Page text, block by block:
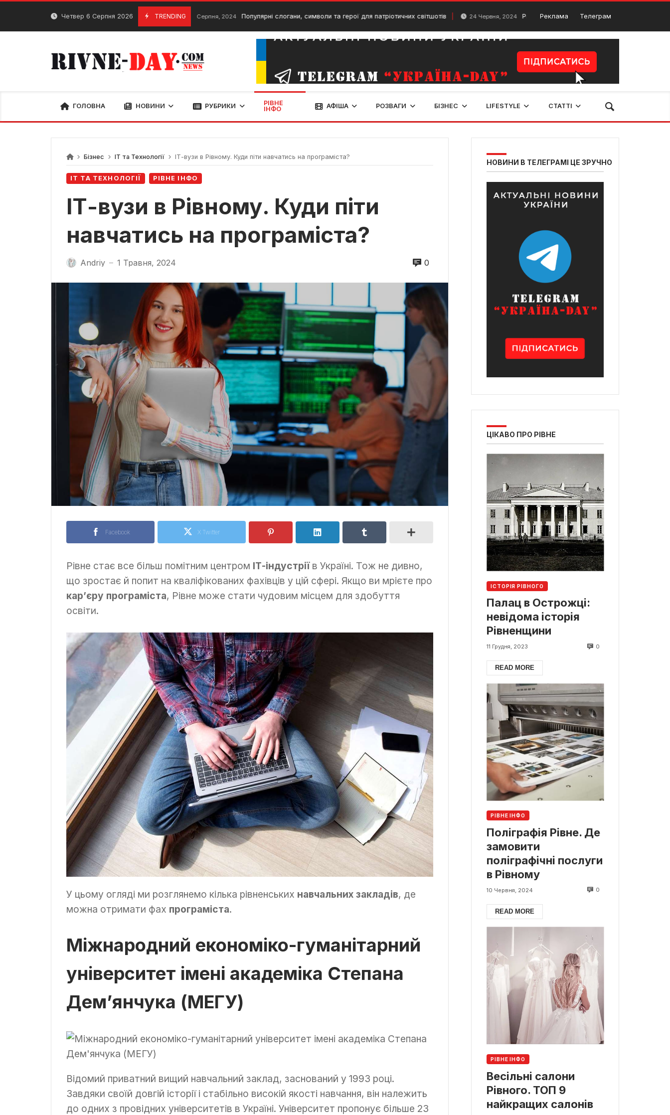
Skip
Четвер 6 Серпня 2026 TRENDING
Рівненщини, які варто відвідати кожному 4 Серпня, 2024 Популярні слогани, символи та герої для патріотичних світшотів 24 Червня, 2024 Рівнеоблводоканал буде обслуговувати нові мережі
Реклама Телеграм
ГОЛОВНА НОВИНИ РУБРИКИ
РІВНЕ
ІНФО
АФІША РОЗВАГИ БІЗНЕС LIFESTYLE СТАТТІ
Бізнес ІТ та Технології ІТ-вузи в Рівному. Куди піти навчатись на програміста?
ІТ ТА ТЕХНОЛОГІЇ РІВНЕ ІНФО
ІТ-вузи в Рівному. Куди піти
навчатись на програміста?
Andriy — 1 Травня, 2024 0
Facebook X Twitter
Рівне стає все більш помітним центром ІТ-індустрії в Україні. Тож не дивно,
що зростає й попит на кваліфікованих фахівців у цій сфері. Якщо ви мрієте про
кар’єру програміста, Рівне може стати чудовим місцем для здобуття
освіти.
У цьому огляді ми розглянемо кілька рівненських навчальних закладів, де
можна отримати фах програміста.
Міжнародний економіко-гуманітарний
університет імені академіка Степана
Дем’янчука (МЕГУ)
Відомий приватний вищий навчальний заклад, заснований у 1993 році.
Завдяки своїй довгій історії і стабільно високій якості навчання, він належить
до одних з провідних університетів в Україні. Університет пропонує більше 23
НОВИНИ В ТЕЛЕГРАМІ ЦЕ ЗРУЧНО
ЦІКАВО ПРО РІВНЕ
ІСТОРІЯ РІВНОГО
Палац в Острожці:
невідома історія
Рівненщини
11 Грудня, 2023 0
READ MORE
РІВНЕ ІНФО
Поліграфія Рівне. Де
замовити
поліграфічні послуги
в Рівному
10 Червня, 2024 0
READ MORE
РІВНЕ ІНФО
Весільні салони
Рівного. ТОП 9
найкращих салонів